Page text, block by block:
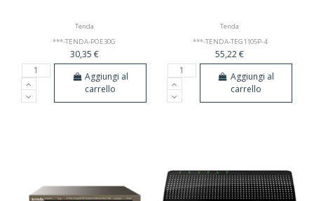
Tenda
***-TENDA-POE30G
30,35 €
Aggiungi al
carrello
Tenda
***-TENDA-TEG1105P-4
55,22 €
Aggiungi al
carrello